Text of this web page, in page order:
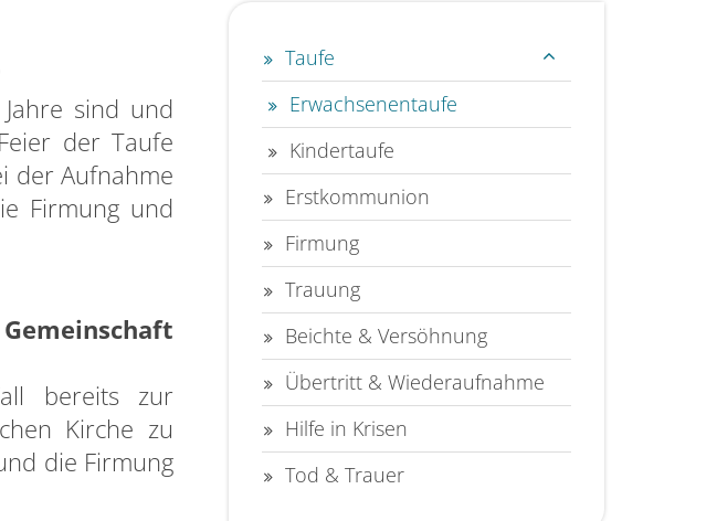
sind und
der Taufe
der Aufnahme
Firmung und
bereits zur
Kirche zu
die Firmung
Taufe
Erwachsenentaufe
Kindertaufe
Erstkommunion
Firmung
Trauung
Beichte & Versöhnung
Übertritt & Wiederaufnahme
Hilfe in Krisen
Tod & Trauer